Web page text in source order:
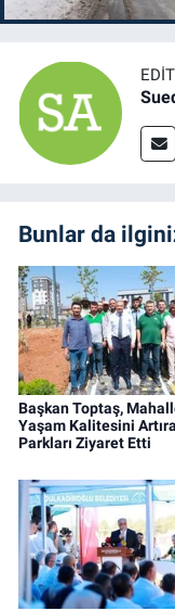
Bunlar da
Başkan Toptaş,
Yaşam Kalitesini
Parkları Ziyaret Etti